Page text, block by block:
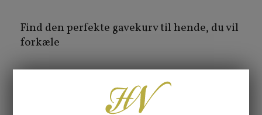
Find den perfekte gavekurv til hende, du vil
forkæle
en god kollega, kan det være en kunst at finde den helt
En smukt sammensat gavekurv
ideelle løsning, når du vil give mere end bare én ting. Det